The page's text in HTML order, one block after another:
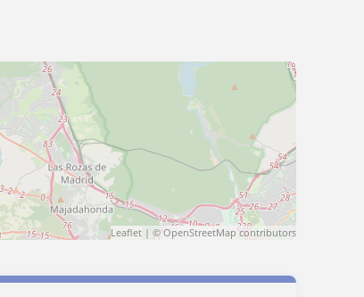
Leaflet| © OpenStreetMapcontributors